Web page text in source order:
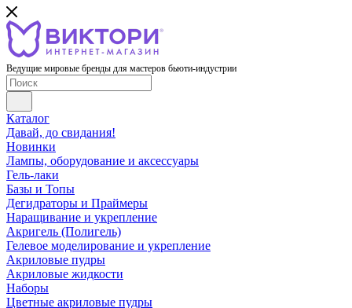
Ведущие мировые бренды для мастеров бьюти-индустрии
Каталог
Давай, до свидания!
Новинки
Лампы, оборудование и аксессуары
Гель-лаки
Базы и Топы
Дегидраторы и Праймеры
Наращивание и укрепление
Акригель (Полигель)
Гелевое моделирование и укрепление
Акриловые пудры
Акриловые жидкости
Наборы
Цветные акриловые пудры